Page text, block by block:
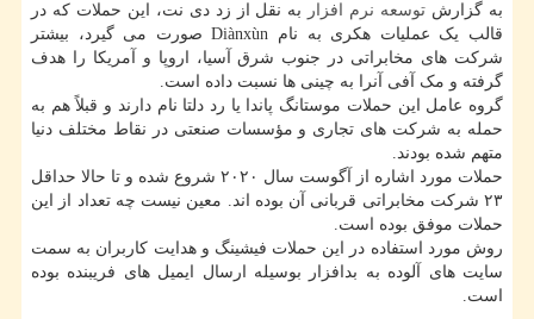
به گزارش توسعه نرم افزار
به نقل از زد دی نت، این حملات که در
قالب یک عملیات هکری به نام Diànxùn صورت می گیرد، بیشتر
شرکت های مخابراتی در جنوب شرق آسیا، اروپا و آمریکا را هدف
گرفته و مک آفی آنرا به چینی ها نسبت داده است.
گروه عامل این حملات موستانگ پاندا یا رد دلتا نام دارند و قبلاً هم به
حمله به شرکت های تجاری و مؤسسات صنعتی در نقاط مختلف دنیا
متهم شده بودند.
حملات مورد اشاره از آگوست سال ۲۰۲۰ شروع شده و تا حالا حداقل
۲۳ شرکت مخابراتی قربانی آن بوده اند. معین نیست چه تعداد از این
حملات موفق بوده است.
روش مورد استفاده در این حملات فیشینگ و هدایت کاربران به سمت
سایت های آلوده به بدافزار بوسیله ارسال ایمیل های فریبنده بوده
است.